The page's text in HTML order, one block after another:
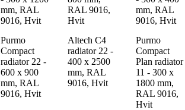
mm, RAL
9016, Hvit
RAL 9016,
Hvit
mm, RAL
9016, Hvit
Purmo
Compact
radiator 22 -
600 x 900
mm, RAL
9016, Hvit
Altech C4
radiator 22 -
400 x 2500
mm, RAL
9016, Hvit
Purmo
Compact
Plan radiator
11 - 300 x
1800 mm,
RAL 9016,
Hvit